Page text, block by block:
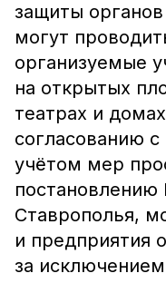
защиты
могут
организуемые
на открытых
театрах и
согласованию
учётом мер
постановлению
Ставрополья,
и предприятия
за